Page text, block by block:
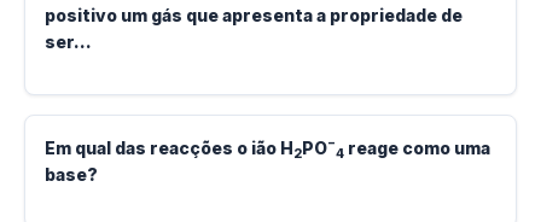
positivo um gás que apresenta a propriedade de
ser...
Em qual das reacções o ião H2PO−
4 reage como uma
base?